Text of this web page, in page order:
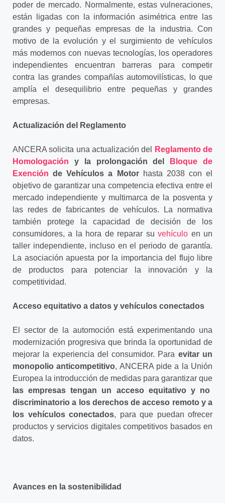
poder de mercado. Normalmente, estas vulneraciones,
están ligadas con la información asimétrica entre las
grandes y pequeñas empresas de la industria. Con
motivo de la evolución y el surgimiento de vehículos
más modernos con nuevas tecnologías, los operadores
independientes encuentran barreras para competir
contra las grandes compañías automovilísticas, lo que
amplía el desequilibrio entre pequeñas y grandes
empresas.
Actualización del Reglamento
ANCERA solicita una actualización del
Reglamento de
Homologación y la prolongación del
Bloque de
Exención de Vehículos a Motorhasta 2038 con el
objetivo de garantizar una competencia efectiva entre el
mercado independiente y multimarca de la posventa y
las redes de fabricantes de vehículos. La normativa
también protege la capacidad de decisión de los
consumidores, a la hora de reparar suvehículo en un
taller independiente, incluso en el periodo de garantía.
La asociación apuesta por la importancia del flujo libre
de productos para potenciar la innovación y la
competitividad.
Acceso equitativo a datos y vehículos conectados
El sector de la automoción está experimentando una
modernización progresiva que brinda la oportunidad de
mejorar la experiencia del consumidor. Para evitar un
monopolio anticompetitivo, ANCERA pide a la Unión
Europea la introducción de medidas para garantizar que
las empresas tengan un acceso equitativo y no
discriminatorio a los derechos de acceso remoto y a
los vehículos conectados, para que puedan ofrecer
productos y servicios digitales competitivos basados ​​en
datos.
Avances en la sostenibilidad